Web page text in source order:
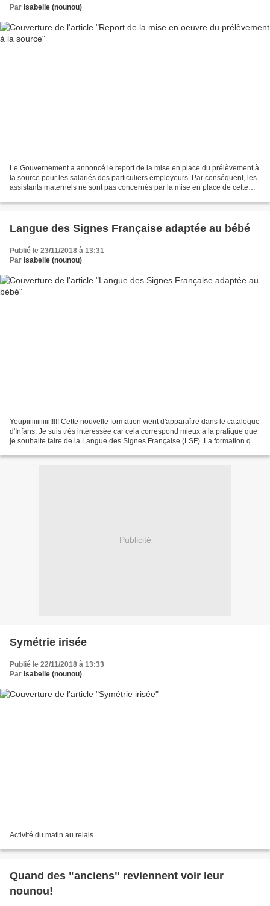
Par Isabelle (nounou)
Le Gouvernement a annoncé le report de la mise en place du prélèvement à
la source pour les salariés des particuliers employeurs. Par conséquent, les
assistants maternels ne sont pas concernés par la mise en place de cette
Langue des Signes Française adaptée au bébé
Publié le 23/11/2018 à 13:31
Par Isabelle (nounou)
Youpiiiiiiiiiiiii!!!!! Cette nouvelle formation vient d'apparaître dans le catalogue
d'Infans. Je suis très intéressée car cela correspond mieux à la pratique que
je souhaite faire de la Langue des Signes Française (LSF). La formation qui
Publicité
Symétrie irisée
Publié le 22/11/2018 à 13:33
Par Isabelle (nounou)
Activité du matin au relais.
Quand des "anciens" reviennent voir leur
nounou!